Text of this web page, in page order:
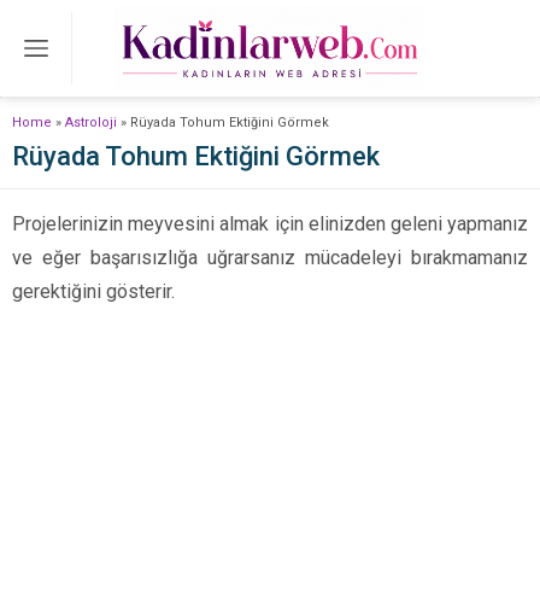
Home » Astroloji » Rüyada Tohum Ektiğini Görmek
Rüyada Tohum Ektiğini Görmek
Projelerinizin meyvesini almak için elinizden geleni yapmanız
ve eğer başarısızlığa uğrarsanız mücadeleyi bırakmamanız
gerektiğini gösterir.